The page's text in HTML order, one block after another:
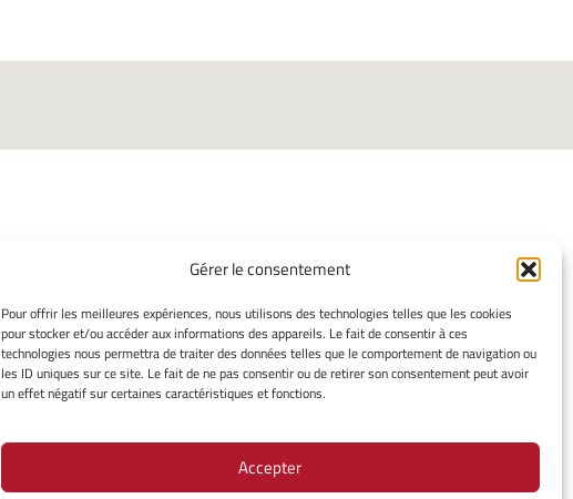
Gérer le consentement
Pour offrir les meilleures expériences, nous utilisons des technologies telles que les cookies
pour stocker et/ou accéder aux informations des appareils. Le fait de consentir à ces
technologies nous permettra de traiter des données telles que le comportement de navigation ou
les ID uniques sur ce site. Le fait de ne pas consentir ou de retirer son consentement peut avoir
un effet négatif sur certaines caractéristiques et fonctions.
Accepter
INFORMATIONS LÉGALES
Mentions légales
Gérer mes cookies
Avertissement
Déclaration de confidentialité